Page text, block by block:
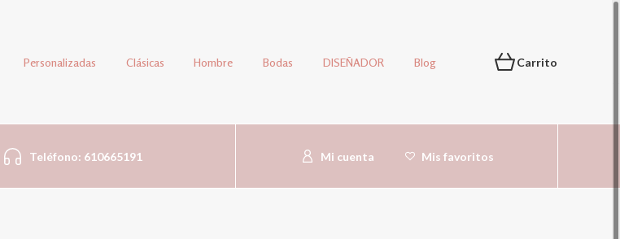
Personalizadas Clásicas Hombre Bodas DISEÑADOR Blog Carrito
Teléfono: 610665191 Mi cuenta Mis favoritos